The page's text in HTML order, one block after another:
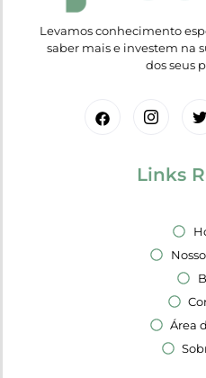
Levamos conhecimento
saber mais e investem na
dos seus
Links
Área